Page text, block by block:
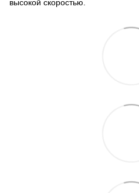
высокой скоростью.